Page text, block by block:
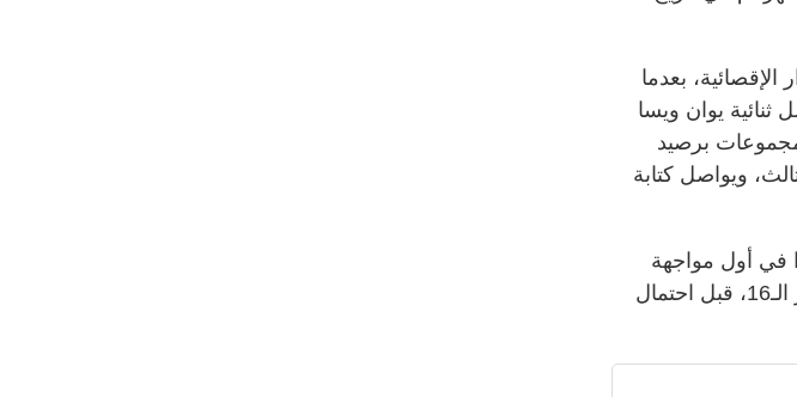
بعدما
بهدف مبكر إلى فوز مثير بنتيجة 3-1، بفضل ثنائية يوان ويسا
برصيد
ويواصل كتابة
في أول مواجهة
تجمع المنتخبين، فسيواجه الفائز من لقاء المكسيك والإكوادور في دور الـ16، قبل احتمال